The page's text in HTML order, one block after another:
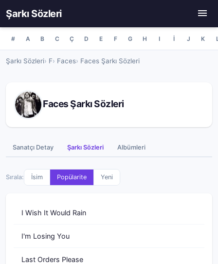
Şarkı Sözleri
# A B C Ç D E F G H I İ J K
Şarkı Sözleri F Faces Faces Şarkı Sözleri
Faces Şarkı Sözleri
Sanatçı Detay Şarkı Sözleri Albümleri
Sırala: İsim Popülarite Yeni
I Wish It Would Rain
I'm Losing You
Last Orders Please